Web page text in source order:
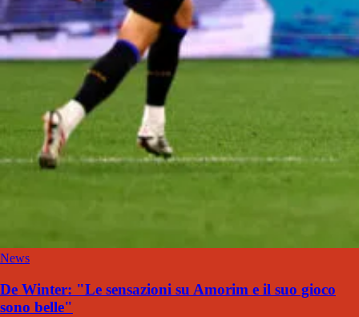
News
De Winter: "Le sensazioni su Amorim e il suo gioco
sono belle"